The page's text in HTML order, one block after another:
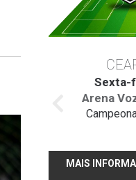
Sexta-
Arena
MAIS